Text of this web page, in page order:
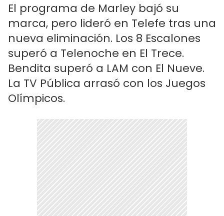
El programa de Marley bajó su
marca, pero lideró en Telefe tras una
nueva eliminación. Los 8 Escalones
superó a Telenoche en El Trece.
Bendita superó a LAM con El Nueve.
La TV Pública arrasó con los Juegos
Olímpicos.